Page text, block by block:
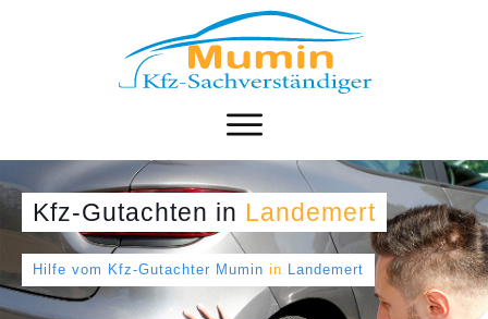
Kfz-Gutachten in Landemert
Hilfe vom Kfz-Gutachter Mumin in Landemert